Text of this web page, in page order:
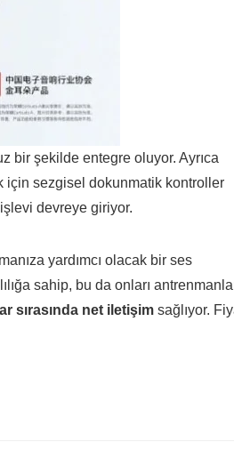
bir şekilde entegre oluyor. Ayrıca
için sezgisel dokunmatik kontroller
devreye giriyor.
yardımcı olacak bir ses
sahip, bu da onları
sırasında net iletişim sağlıyor.